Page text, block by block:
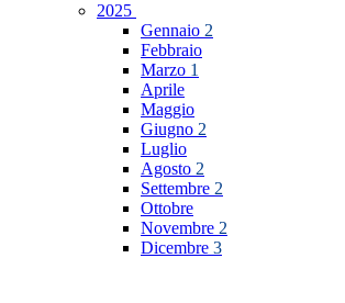
2025
Gennaio 2
Febbraio
Marzo 1
Aprile
Maggio
Giugno 2
Luglio
Agosto 2
Settembre 2
Ottobre
Novembre 2
Dicembre 3